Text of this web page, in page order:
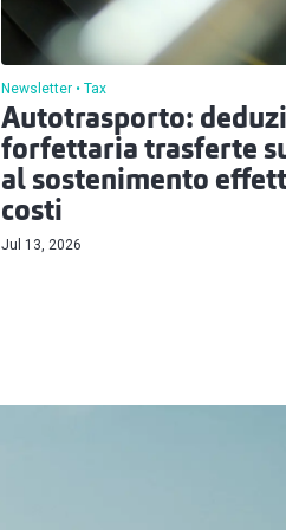
Newsletter Tax
Autotrasporto:
forfettaria trasferte
al sostenimento
costi
Jul 13, 2026